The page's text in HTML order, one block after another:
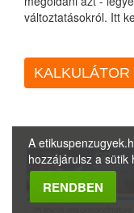
változtatásokról. Itt
A
hozzájárulsz a sütik
RENDBEN